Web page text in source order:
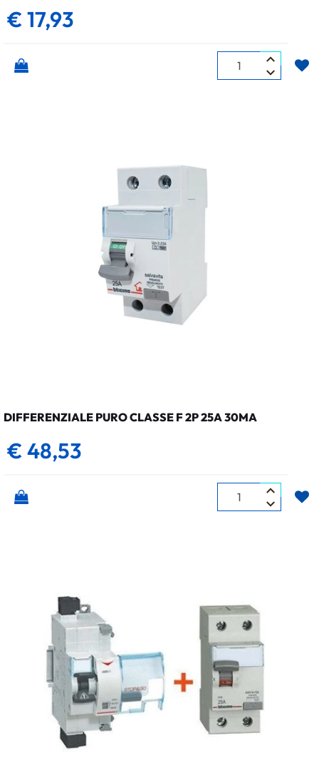
€ 17,93
Quantità
DIFFERENZIALE PURO CLASSE F 2P 25A 30MA
€ 48,53
Quantità